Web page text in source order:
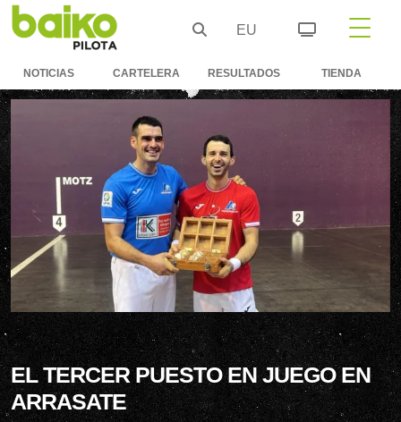
EU
NOTICIAS CARTELERA RESULTADOS TIENDA
EL TERCER PUESTO EN JUEGO EN
ARRASATE